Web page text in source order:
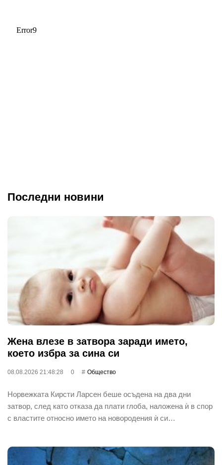
Последни новини
Жена влезе в затвора заради името,
което избра за сина си
08.08.2026 21:48:28 0 Общество
Норвежката Кирсти Ларсен беше осъдена на два дни
затвор, след като отказа да плати глоба, наложена ѝ в спор
с властите относно името на новородения ѝ си…